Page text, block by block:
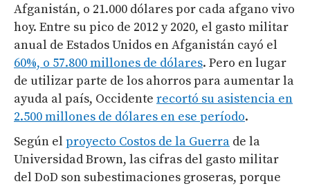
Afganistán, o 21.000 dólares por cada afgano vivo
hoy. Entre su pico de 2012 y 2020, el gasto militar
anual de Estados Unidos en Afganistán cayó el
60%, o 57.800 millones de dólares. Pero en lugar
de utilizar parte de los ahorros para aumentar la
ayuda al país, Occidente recortó su asistencia en
2.500 millones de dólares en ese período.
Según el proyecto Costos de la Guerra de la
Universidad Brown, las cifras del gasto militar
del DoD son subestimaciones groseras, porque